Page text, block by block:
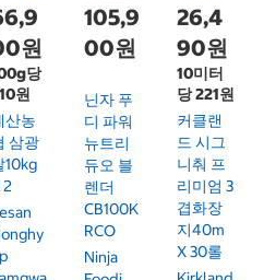
원
당
원
산농
삼광
10kg
2
105,9
00원
닌자 푸
디 파워
뉴트리
듀오 블
렌더
CB100K
RCO
Ninja
26,4
90원
10미터
당 221원
커클랜
드 시그
니춰 프
리미엄 3
겹화장
지40m
X 30롤